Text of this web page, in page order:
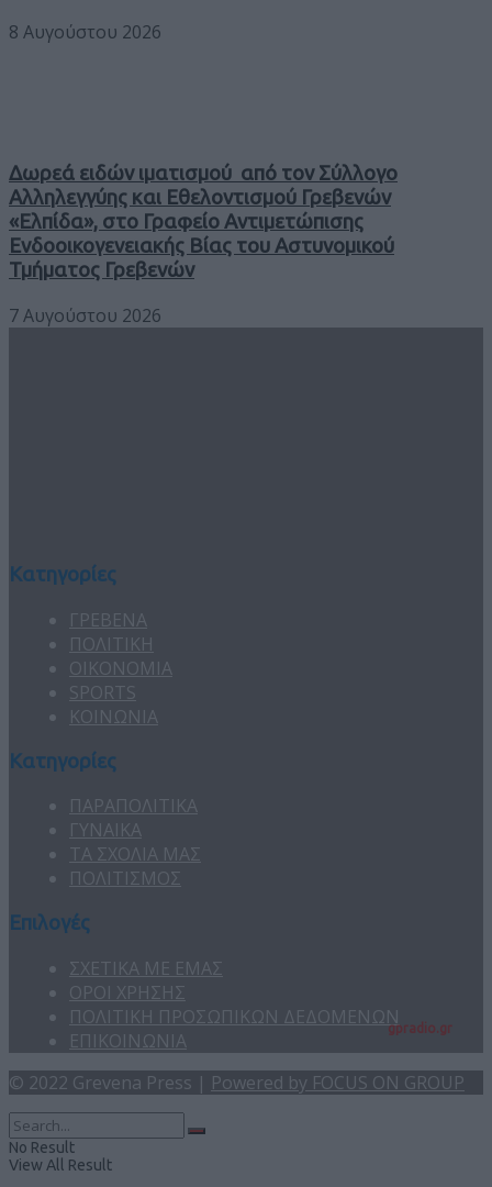
8 Αυγούστου 2026
Δωρεά ειδών ιματισμού από τον Σύλλογο
Αλληλεγγύης και Εθελοντισμού Γρεβενών
«Ελπίδα», στο Γραφείο Αντιμετώπισης
Ενδοοικογενειακής Βίας του Αστυνομικού
Τμήματος Γρεβενών
7 Αυγούστου 2026
Κατηγορίες
ΓΡΕΒΕΝΑ
ΠΟΛΙΤΙΚΗ
ΟΙΚΟΝΟΜΙΑ
SPORTS
ΚΟΙΝΩΝΙΑ
Κατηγορίες
ΠΑΡΑΠΟΛΙΤΙΚΑ
ΓΥΝΑΙΚΑ
ΤΑ ΣΧΟΛΙΑ ΜΑΣ
ΠΟΛΙΤΙΣΜΟΣ
Επιλογές
ΣΧΕΤΙΚΑ ΜΕ ΕΜΑΣ
ΟΡΟΙ ΧΡΗΣΗΣ
ΠΟΛΙΤΙΚΗ ΠΡΟΣΩΠΙΚΩΝ ΔΕΔΟΜΕΝΩΝ
ΕΠΙΚΟΙΝΩΝΙΑ
© 2022 Grevena Press | Powered by FOCUS ON GROUP
No Result
View All Result
gpradio.gr